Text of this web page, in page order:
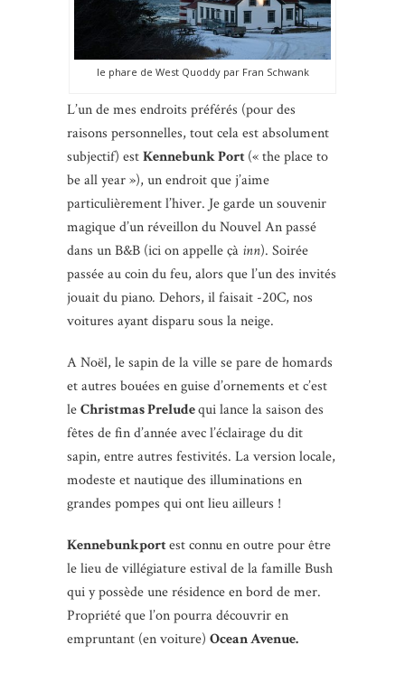
le phare de West Quoddy par Fran Schwank
L’un de mes endroits préférés (pour des
raisons personnelles, tout cela est absolument
subjectif) estKennebunk Port(« the place to
be all year »), un endroit que j’aime
particulièrement l’hiver. Je garde un souvenir
magique d’un réveillon du Nouvel An passé
dans un B&B (ici on appelle çà inn). Soirée
passée au coin du feu, alors que l’un des invités
jouait du piano. Dehors, il faisait -20C, nos
voitures ayant disparu sous la neige.
A Noël, le sapin de la ville se pare de homards
et autres bouées en guise d’ornements et c’est
leChristmas Preludequi lance la saison des
fêtes de fin d’année avec l’éclairage du dit
sapin, entre autres festivités. La version locale,
modeste et nautique des illuminations en
grandes pompes qui ont lieu ailleurs !
Kennebunkportest connu en outre pour être
le lieu de villégiature estival de la famille Bush
qui y possède une résidence en bord de mer.
Propriété que l’on pourra découvrir en
empruntant (en voiture) Ocean Avenue.